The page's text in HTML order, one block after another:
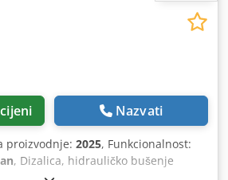
Nazvati
proizvodnje: 2025, Funkcionalnost:
, Dizalica, hidrauličko bušenje